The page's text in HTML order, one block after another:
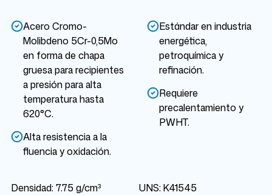
Acero Cromo-
Molibdeno 5Cr-0,5Mo
en forma de chapa
gruesa para recipientes
a presión para alta
temperatura hasta
620°C.
Alta resistencia a la
fluencia y oxidación.
Estándar en industria
energética,
petroquímica y
refinación.
Requiere
precalentamiento y
PWHT.
Densidad: 7.75 g/cm³ UNS: K41545